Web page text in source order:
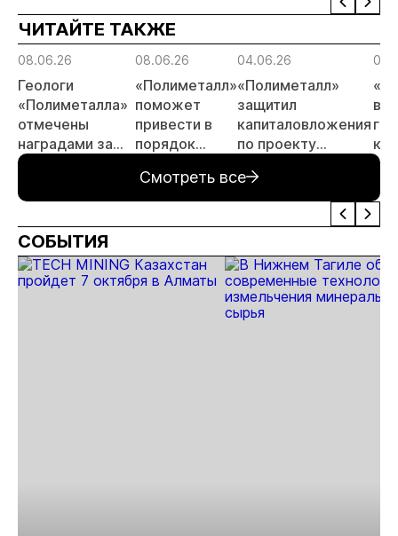
ЧИТАЙТЕ ТАКЖЕ
08.06.26
Геологи
«Полиметалла»
отмечены
наградами за
открытие
«Андрей»
08.06.26
«Полиметалл»
поможет
привести в
порядок
Певеке
04.06.26
«Полиметалл»
защитил
капиталовложения
по проекту
Смотреть все
СОБЫТИЯ